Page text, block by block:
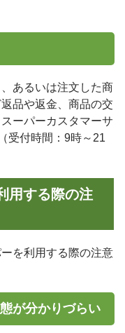
あるいは注文した商
品や返金、商品の交
ーパーカスタマーサ
受付時間：9時～21
用する際の注
を利用する際の注意
が分かりづらい